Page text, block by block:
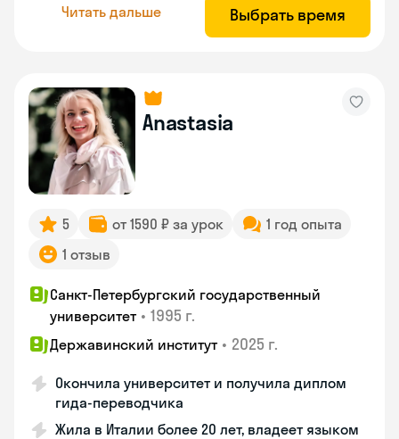
Читать дальше Выбрать время
Anastasia
5 от 1590 ₽ за урок
1 год опыта
1 отзыв
Санкт-Петербургский государственный
университет • 1995 г.
Державинский институт • 2025 г.
Окончила университет и получила диплом
гида-переводчика
Жила в Италии более 20 лет, владеет языком